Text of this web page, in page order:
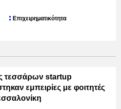
Επιχειρηματικότητα
τεσσάρων startup
εμπειρίες με φοιτητές